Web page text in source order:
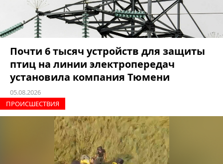
Почти 6 тысяч устройств для защиты
птиц на линии электропередач
установила компания Тюмени
05.08.2026
ПРОИCШЕСТВИЯ